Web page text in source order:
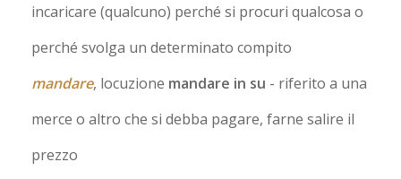
incaricare (qualcuno) perché si procuri qualcosa o
perché svolga un determinato compito
mandare, locuzione mandare in su - riferito a una
merce o altro che si debba pagare, farne salire il
prezzo